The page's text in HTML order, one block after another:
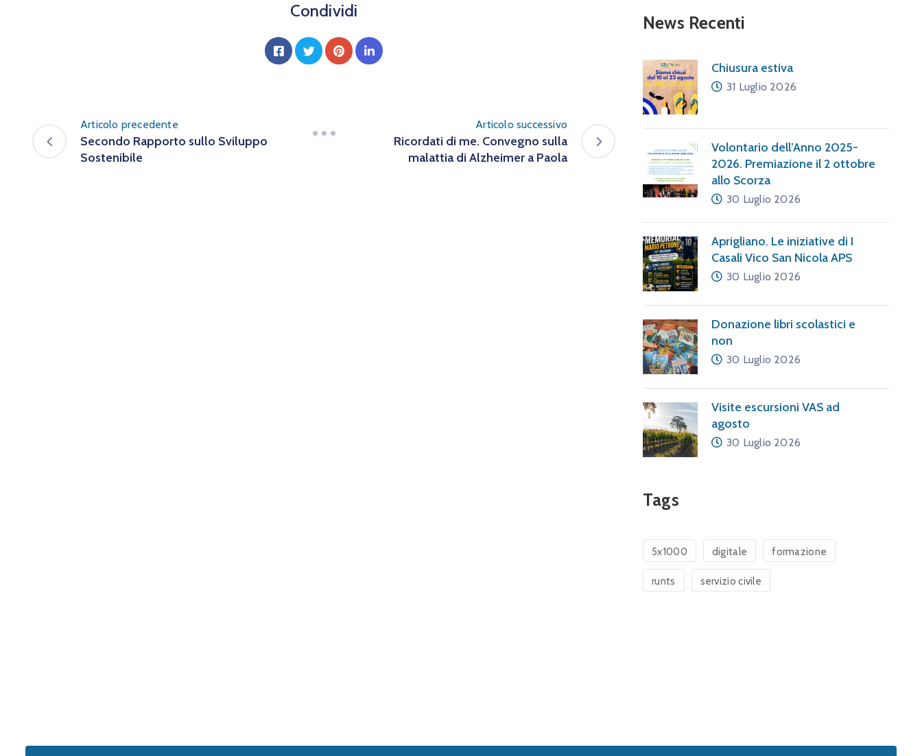
Condividi
Articolo precedente
Secondo Rapporto sullo Sviluppo
Sostenibile
Articolo successivo
Ricordati di me. Convegno sulla
malattia di Alzheimer a Paola
News Recenti
Chiusura estiva
31 Luglio 2026
Volontario dell’Anno 2025-
2026. Premiazione il 2 ottobre
allo Scorza
30 Luglio 2026
Aprigliano. Le iniziative di I
Casali Vico San Nicola APS
30 Luglio 2026
Donazione libri scolastici e
non
30 Luglio 2026
Visite escursioni VAS ad
agosto
30 Luglio 2026
Tags
5x1000 digitale formazione
runts servizio civile